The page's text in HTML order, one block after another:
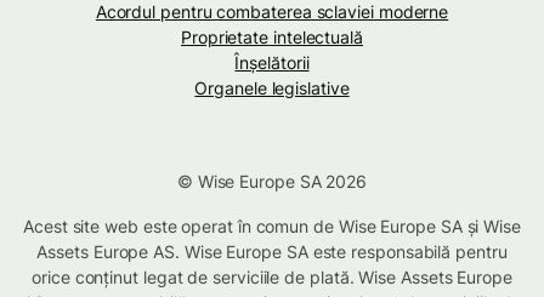
Acordul pentru combaterea sclaviei moderne
Proprietate intelectuală
Înșelătorii
Organele legislative
© Wise Europe SA 2026
Acest site web este operat în comun de Wise Europe SA și Wise
Assets Europe AS. Wise Europe SA este responsabilă pentru
orice conținut legat de serviciile de plată. Wise Assets Europe